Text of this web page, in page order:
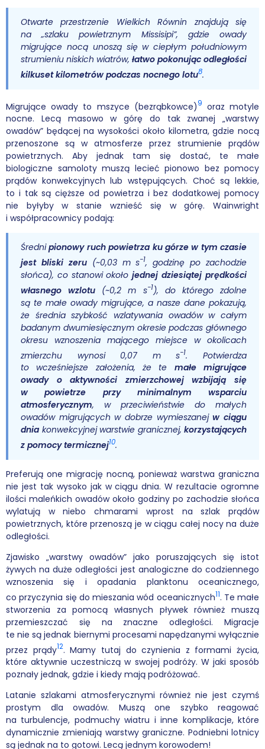
Otwarte przestrzenie Wielkich Równin znajdują się
na „szlaku powietrznym Missisipi”, gdzie owady
migrujące nocą unoszą się w ciepłym południowym
strumieniu niskich wiatrów, łatwo pokonując odległości
kilkuset kilometrów podczas nocnego lotu8.
Migrujące owady to mszyce (bezrąbkowce)9 oraz motyle
nocne. Lecą masowo w górę do tak zwanej „warstwy
owadów” będącej na wysokości około kilometra, gdzie nocą
przenoszone są w atmosferze przez strumienie prądów
powietrznych. Aby jednak tam się dostać, te małe
biologiczne samoloty muszą lecieć pionowo bez pomocy
prądów konwekcyjnych lub wstępujących. Choć są lekkie,
to i tak są cięższe od powietrza i bez dodatkowej pomocy
nie byłyby w stanie wznieść się w górę. Wainwright
i współpracownicy podają:
Średnipionowy ruch powietrza ku górze w tym czasie
jest bliski zeru(~0,03 m s−1, godzinę po zachodzie
słońca), co stanowi okołojednej dziesiątej prędkości
własnego wzlotu (~0,2 m s−1), do którego zdolne
są te małe owady migrujące, a nasze dane pokazują,
że średnia szybkość wzlatywania owadów w całym
badanym dwumiesięcznym okresie podczas głównego
okresu wznoszenia mającego miejsce w okolicach
zmierzchu wynosi 0,07 m s−1. Potwierdza
to wcześniejsze założenia, że te małe migrujące
owady o aktywności zmierzchowej wzbijają się
w powietrze przy minimalnym wsparciu
atmosferycznym, w przeciwieństwie do małych
owadów migrujących w dobrze wymieszanejw ciągu
dnia konwekcyjnej warstwie granicznej, korzystających
z pomocy termicznej10.
Preferują one migrację nocną, ponieważ warstwa graniczna
nie jest tak wysoko jak w ciągu dnia. W rezultacie ogromne
ilości maleńkich owadów około godziny po zachodzie słońca
wylatują w niebo chmarami wprost na szlak prądów
powietrznych, które przenoszą je w ciągu całej nocy na duże
odległości.
Zjawisko „warstwy owadów” jako poruszających się istot
żywych na duże odległości jest analogiczne do codziennego
wznoszenia się i opadania planktonu oceanicznego,
co przyczynia się do mieszania wód oceanicznych11. Te małe
stworzenia za pomocą własnych pływek również muszą
przemieszczać się na znaczne odległości. Migracje
te nie są jednak biernymi procesami napędzanymi wyłącznie
przez prądy12. Mamy tutaj do czynienia z formami życia,
które aktywnie uczestniczą w swojej podróży. W jaki sposób
poznały jednak, gdzie i kiedy mają podróżować.
Latanie szlakami atmosferycznymi również nie jest czymś
prostym dla owadów. Muszą one szybko reagować
na turbulencje, podmuchy wiatru i inne komplikacje, które
dynamicznie zmieniają warstwy graniczne. Podniebni lotnicy
są jednak na to gotowi. Lecą jednym korowodem!